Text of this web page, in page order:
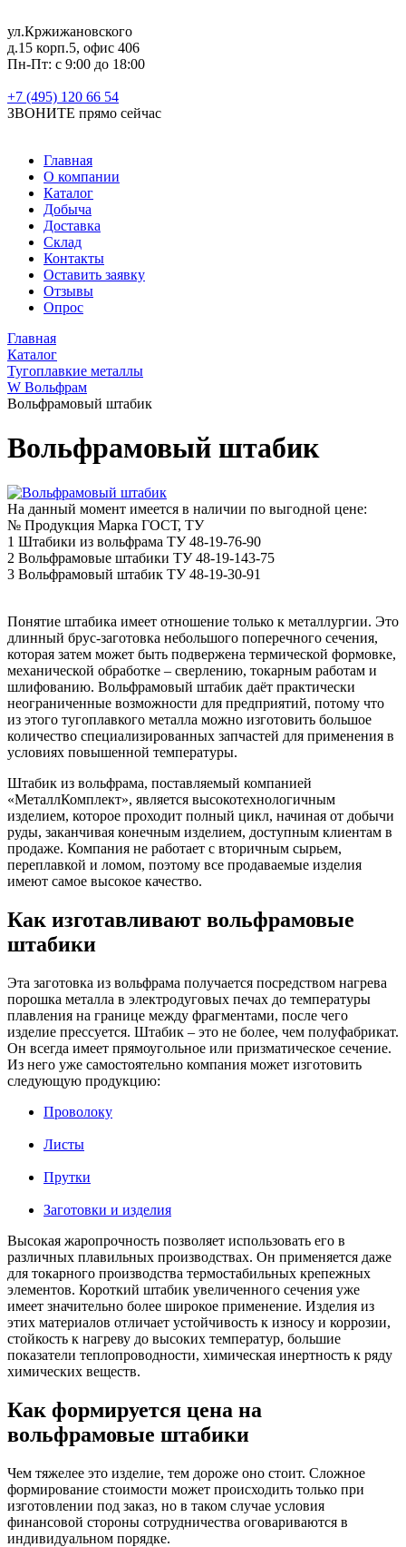
ул.Кржижановского
д.15 корп.5, офис 406
Пн-Пт: с 9:00 до 18:00
+7 (495) 120 66 54
ЗВОНИТЕ прямо сейчас
Главная
О компании
Каталог
Добыча
Доставка
Склад
Контакты
Оставить заявку
Отзывы
Опрос
Главная
Каталог
Тугоплавкие металлы
W Вольфрам
Вольфрамовый штабик
Вольфрамовый штабик
На данный момент имеется в наличии по выгодной цене:
№ Продукция Марка ГОСТ, ТУ
1 Штабики из вольфрама ТУ 48-19-76-90
2 Вольфрамовые штабики ТУ 48-19-143-75
3 Вольфрамовый штабик ТУ 48-19-30-91
Понятие штабика имеет отношение только к металлургии. Это
длинный брус-заготовка небольшого поперечного сечения,
которая затем может быть подвержена термической формовке,
механической обработке – сверлению, токарным работам и
шлифованию. Вольфрамовый штабик даёт практически
неограниченные возможности для предприятий, потому что
из этого тугоплавкого металла можно изготовить большое
количество специализированных запчастей для применения в
условиях повышенной температуры.
Штабик из вольфрама, поставляемый компанией
«МеталлКомплект», является высокотехнологичным
изделием, которое проходит полный цикл, начиная от добычи
руды, заканчивая конечным изделием, доступным клиентам в
продаже. Компания не работает с вторичным сырьем,
переплавкой и ломом, поэтому все продаваемые изделия
имеют самое высокое качество.
Как изготавливают вольфрамовые
штабики
Эта заготовка из вольфрама получается посредством нагрева
порошка металла в электродуговых печах до температуры
плавления на границе между фрагментами, после чего
изделие прессуется. Штабик – это не более, чем полуфабрикат.
Он всегда имеет прямоугольное или призматическое сечение.
Из него уже самостоятельно компания может изготовить
следующую продукцию:
Проволоку
Листы
Прутки
Заготовки и изделия
Высокая жаропрочность позволяет использовать его в
различных плавильных производствах. Он применяется даже
для токарного производства термостабильных крепежных
элементов. Короткий штабик увеличенного сечения уже
имеет значительно более широкое применение. Изделия из
этих материалов отличает устойчивость к износу и коррозии,
стойкость к нагреву до высоких температур, большие
показатели теплопроводности, химическая инертность к ряду
химических веществ.
Как формируется цена на
вольфрамовые штабики
Чем тяжелее это изделие, тем дороже оно стоит. Сложное
формирование стоимости может происходить только при
изготовлении под заказ, но в таком случае условия
финансовой стороны сотрудничества оговариваются в
индивидуальном порядке.